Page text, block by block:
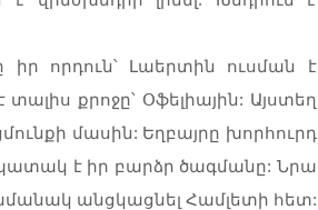
իր որդուն՝ Լաերտին ուսման է
քրոջը՝ Օֆելիային: Այստեղ
մասին: Եղբայրը խորհուրդ
է իր բարձր ծագմանը: Նրա
անցկացնել Համլետի հետ: